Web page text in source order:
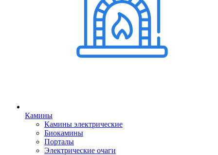
Камины
Камины электрические
Биокамины
Порталы
Электрические очаги